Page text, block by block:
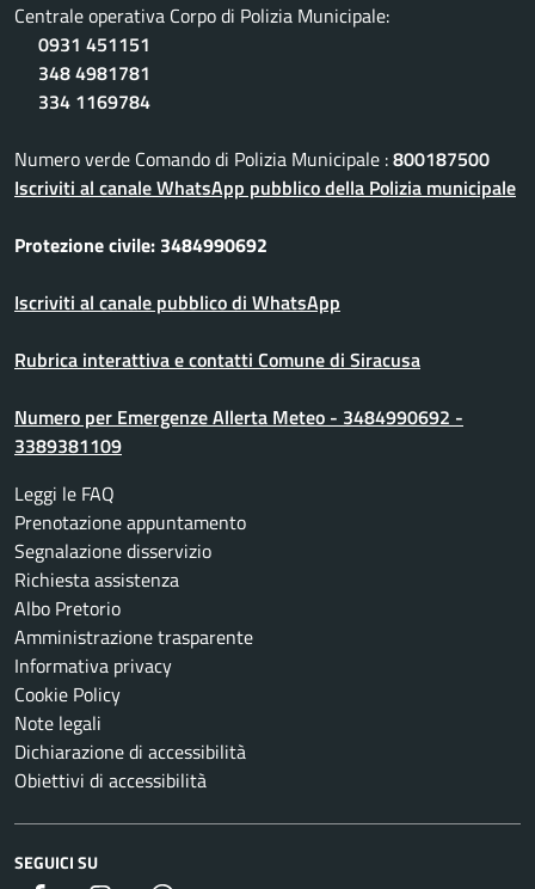
Centrale operativa Corpo di Polizia Municipale:
0931 451151
348 4981781
334 1169784
Numero verde Comando di Polizia Municipale :800187500
Iscriviti al canale WhatsApp pubblico della Polizia municipale
Protezione civile: 3484990692
Iscriviti al canale pubblico di WhatsApp
Rubrica interattiva e contatti Comune di Siracusa
Numero per Emergenze Allerta Meteo - 3484990692 -
3389381109
Leggi le FAQ
Prenotazione appuntamento
Segnalazione disservizio
Richiesta assistenza
Albo Pretorio
Amministrazione trasparente
Informativa privacy
Cookie Policy
Note legali
Dichiarazione di accessibilità
Obiettivi di accessibilità
SEGUICI SU